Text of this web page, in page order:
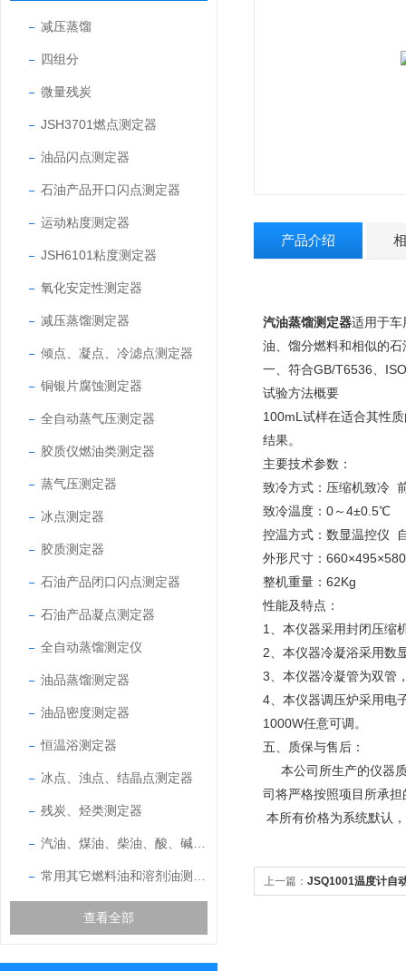
减压蒸馏
四组分
微量残炭
JSH3701燃点测定器
油品闪点测定器
石油产品开口闪点测定器
运动粘度测定器
JSH6101粘度测定器
氧化安定性测定器
减压蒸馏测定器
倾点、凝点、冷滤点测定器
铜银片腐蚀测定器
全自动蒸气压测定器
胶质仪燃油类测定器
蒸气压测定器
冰点测定器
胶质测定器
石油产品闭口闪点测定器
石油产品凝点测定器
全自动蒸馏测定仪
油品蒸馏测定器
油品密度测定器
恒温浴测定器
冰点、浊点、结晶点测定器
残炭、烃类测定器
查看全部
产品介绍
汽油蒸馏测定器适用于车
油、馏分燃料和相似的
一、符合GB/T6536、
试验方法概要
100mL 试样在适合其性
结果。
主要技术参数：
致冷方式：压缩机致冷
致冷温度：0～4±0.5℃
控温方式：数显温控仪
外形尺寸：
整机重量：62Kg
性能及特点：
1
、本仪器采用封闭压
2 、本仪器冷凝浴采用
3 、本仪器冷凝管为双
4 、本仪器调压炉采用
1000W任意可调。
五、质保与售后：
本公司所生产的仪器
司将严格按照项目所承
本所有价格为系统默认
上一篇： JSQ1001温度计自